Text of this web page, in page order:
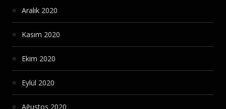
Aralık 2020
Kasım 2020
Ekim 2020
Eylül 2020
Ağustos 2020